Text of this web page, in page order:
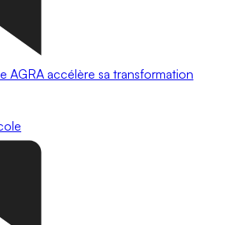
AGRA accélère sa transformation